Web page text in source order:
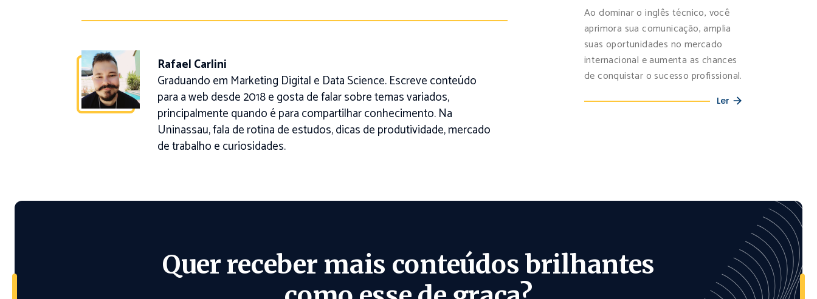
Rafael Carlini
Graduando em Marketing Digital e Data Science. Escreve conteúdo
para a web desde 2018 e gosta de falar sobre temas variados,
principalmente quando é para compartilhar conhecimento. Na
Uninassau, fala de rotina de estudos, dicas de produtividade, mercado
de trabalho e curiosidades.
Ao dominar o inglês técnico, você
aprimora sua comunicação, amplia
suas oportunidades no mercado
internacional e aumenta as chances
de conquistar o sucesso profissional.
Ler
Quer receber mais conteúdos brilhantes